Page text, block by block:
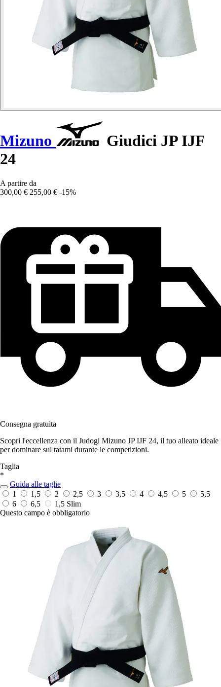
Mizuno
Giudici JP IJF
24
A partire da
300,00 € 255,00 € -15%
Consegna gratuita
Scopri l'eccellenza con il Judogi Mizuno JP IJF 24, il tuo alleato ideale
per dominare sul tatami durante le competizioni.
Taglia
*
Guida alle taglie
1
1,5 2 2,5 3 3,5 4 4,5 5
5,5
6
6,5
1,5 Slim
Questo campo è obbligatorio